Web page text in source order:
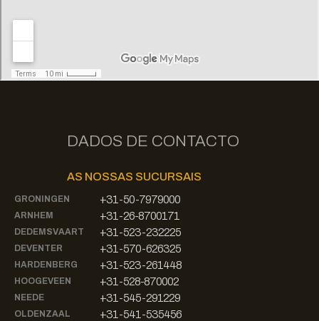
DADOS DE CONTACTO
AS NOSSAS SUCURSAIS
GRONINGEN +31-50-7979000
ARNHEM +31-26-8700171
DEDEMSVAART +31-523-232225
DEVENTER +31-570-626325
HARDENBERG +31-523-261448
HOOGEVEEN +31-528-870002
NEEDE +31-545-291229
OLDENZAAL +31-541-535456